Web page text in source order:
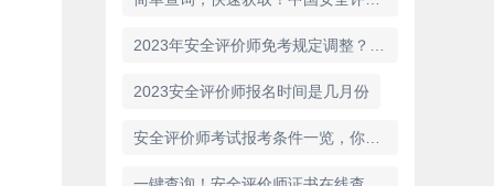
2023安全评价师报名时间是几月份